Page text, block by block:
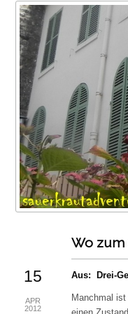
Wo zum
15
APR
2012
Aus: Drei-
Manchmal